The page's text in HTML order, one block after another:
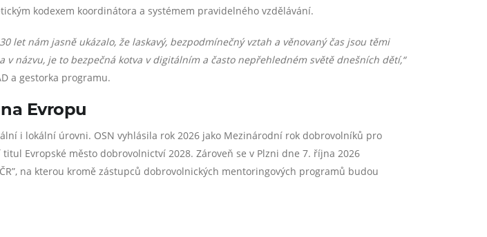
kodexem koordinátora a systémem pravidelného vzdělávání.
30 let nám jasně ukázalo, že laskavý, bezpodmínečný vztah a věnovaný čas jsou těmi
názvu, je to bezpečná kotva v digitálním a často nepřehledném světě dnešních dětí,“
a gestorka programu.
Evropu
i lokální úrovni. OSN vyhlásila rok 2026 jako Mezinárodní rok dobrovolníků pro
Evropské město dobrovolnictví 2028. Zároveň se v Plzni dne 7. října 2026
na kterou kromě zástupců dobrovolnických mentoringových programů budou